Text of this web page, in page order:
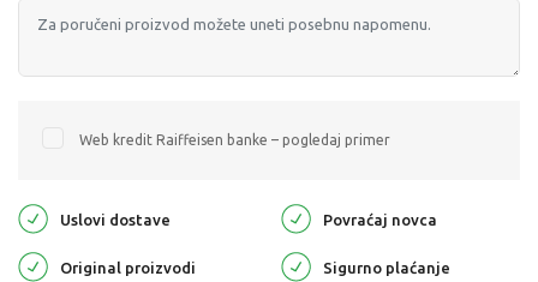
Web kredit Raiffeisen banke – pogledaj primer
Uslovi dostave Povraćaj novca
Original proizvodi Sigurno plaćanje